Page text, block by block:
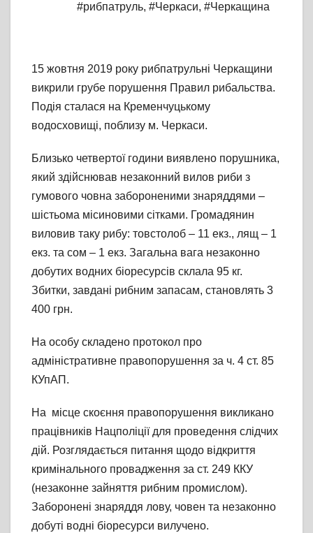
#рибпатруль, #Черкаси, #Черкащина
15 жовтня 2019 року рибпатрульні Черкащини
викрили грубе порушення Правил рибальства.
Подія сталася на Кременчуцькому
водосховищі, поблизу м. Черкаси.
Близько четвертої години виявлено порушника,
який здійснював незаконний вилов риби з
гумового човна забороненими знаряддями –
шістьома місиновими сітками. Громадянин
виловив таку рибу: товстолоб – 11 екз., лящ – 1
екз. та сом – 1 екз. Загальна вага незаконно
добутих водних біоресурсів склала 95 кг.
Збитки, завдані рибним запасам, становлять 3
400 грн.
На особу складено протокол про
адміністративне правопорушення за ч. 4 ст. 85
КУпАП.
На місце скоєння правопорушення викликано
працівників Нацполіції для проведення слідчих
дій. Розглядається питання щодо відкриття
кримінального провадження за ст. 249 ККУ
(незаконне зайняття рибним промислом).
Заборонені знаряддя лову, човен та незаконно
добуті водні біоресурси вилучено.